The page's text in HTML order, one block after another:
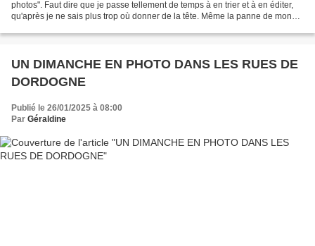
photos". Faut dire que je passe tellement de temps à en trier et à en éditer,
qu'après je ne sais plus trop où donner de la tête. Même la panne de mon
UN DIMANCHE EN PHOTO DANS LES RUES DE
DORDOGNE
Publié le 26/01/2025 à 08:00
Par Géraldine